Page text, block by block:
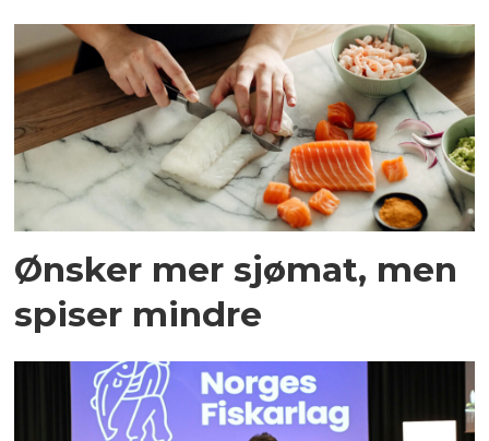
Ønsker mer sjømat, men
spiser mindre